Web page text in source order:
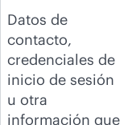
Datos de
contacto,
credenciales de
inicio de sesión
u otra
información que